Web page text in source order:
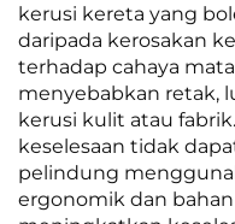
kerusi kereta yang
daripada kerosakan
terhadap cahaya
menyebabkan retak,
kerusi kulit atau
keselesaan tidak
pelindung
ergonomik dan